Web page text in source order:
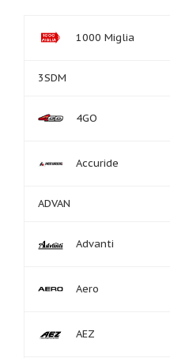
1000 Miglia
3SDM
4GO
Accuride
ADVAN
Advanti
Aero
AEZ